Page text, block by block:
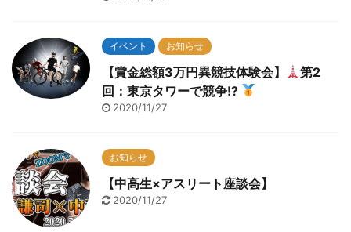
イベント お知らせ
【賞金総額3万円異競技体験会】
第2
回：東京タワーで競争!?
2020/11/27
お知らせ
【中高生×アスリート座談会】
2020/11/27